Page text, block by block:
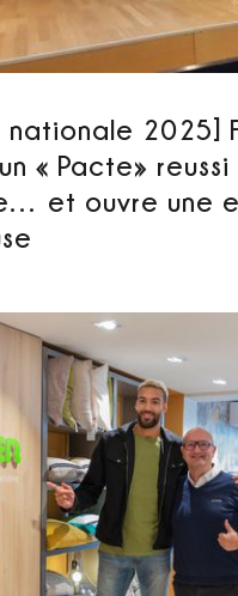
nationale 2025]
« Pacte» reussi
et ouvre une